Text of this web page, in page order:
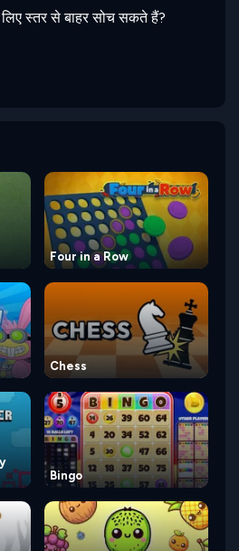
स्तर से बाहर सोच सकते हैं?
Four in a Row
Chess
Bingo